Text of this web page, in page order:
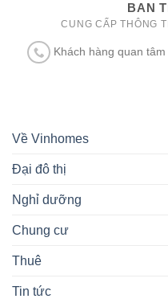
BAN
CUNG CẤP THÔNG
Khách hàng quan
Về Vinhomes
Đại đô thị
Nghỉ dưỡng
Chung cư
Thuê
Tin tức